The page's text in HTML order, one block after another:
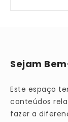
Sejam
Este espaço
conteúdos
fazer a